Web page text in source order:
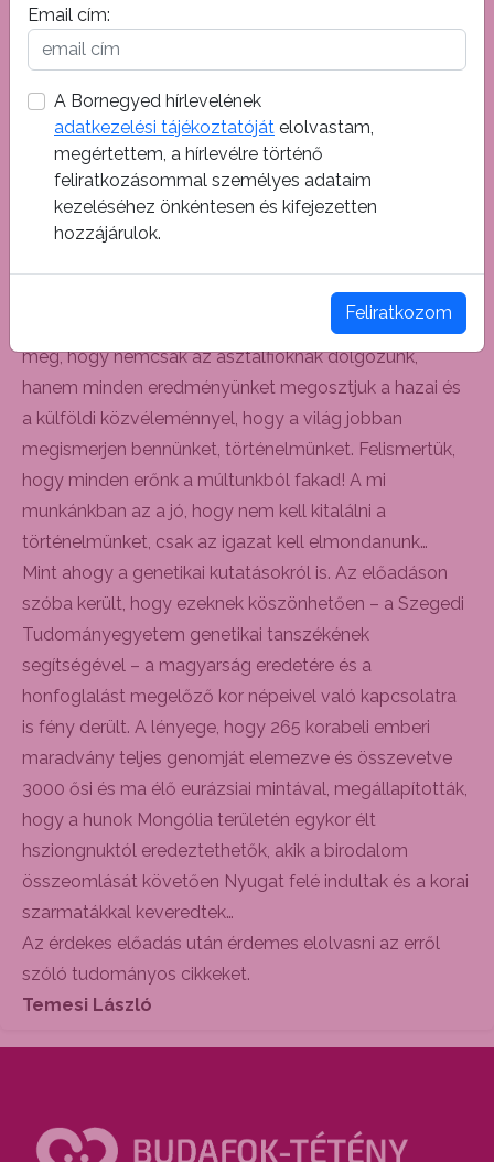
lehetőség. Az intézet fő célja pedig, hogy a különböző
tudományos szakágakban megszületett ismereteket
színvonalon véleményezze. Célunk még, hogy új
adatokkal járuljunk hozzá a magyarság eredete
valóságon alapuló, egységes történeti képének
kialakításához. Kutatásaink eredménye, hogy sorra
döntünk le dogmákat, elhagyjuk a történelmi
az őseinkről eddig kialakult, illetve kialakított
történelmével kapcsolatban. Fontos küldetéstudatunk
még, hogy nemcsak az asztalfióknak dolgozunk,
hanem minden eredményünket megosztjuk a hazai és
a külföldi közvéleménnyel, hogy a világ jobban
megismerjen bennünket, történelmünket. Felismertük,
hogy minden erőnk a múltunkból fakad! A mi
munkánkban az a jó, hogy nem kell kitalálni a
történelmünket, csak az igazat kell elmondanunk…
Mint ahogy a genetikai kutatásokról is. Az előadáson
szóba került, hogy ezeknek köszönhetően – a Szegedi
Tudományegyetem genetikai tanszékének
segítségével – a magyarság eredetére és a
honfoglalást megelőző kor népeivel való kapcsolatra
is fény derült. A lényege, hogy 265 korabeli emberi
maradvány teljes genomját elemezve és összevetve
3000 ősi és ma élő eurázsiai mintával, megállapították,
hogy a hunok Mongólia területén egykor élt
hsziongnuktól eredeztethetők, akik a birodalom
összeomlását követően Nyugat felé indultak és a korai
szarmatákkal keveredtek…
Az érdekes előadás után érdemes elolvasni az erről
szóló tudományos cikkeket.
Temesi László
Email cím:
A Bornegyed hírlevelének
adatkezelési tájékoztatóját elolvastam,
megértettem, a hírlevélre történő
feliratkozásommal személyes adataim
kezeléséhez önkéntesen és kifejezetten
hozzájárulok.
Feliratkozom